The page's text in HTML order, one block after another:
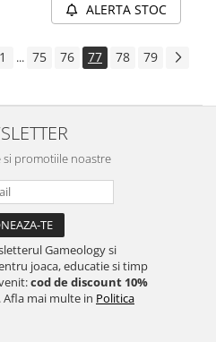
ALERTA STOC
1 ... 75 76 77 78 79
si promotiile noastre
Gameology si
joaca, educatie si timp
cod de discount 10%
. Afla mai multe in Politica